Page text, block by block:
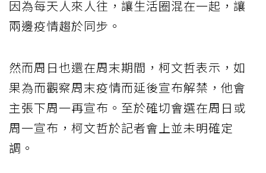
因為每天人來人往，讓生活圈混在一起，讓
兩邊疫情趨於同步。
然而周日也還在周末期間，柯文哲表示，如
果為而觀察周末疫情而延後宣布解禁，他會
主張下周一再宣布。至於確切會選在周日或
周一宣布，柯文哲於記者會上並未明確定
調。